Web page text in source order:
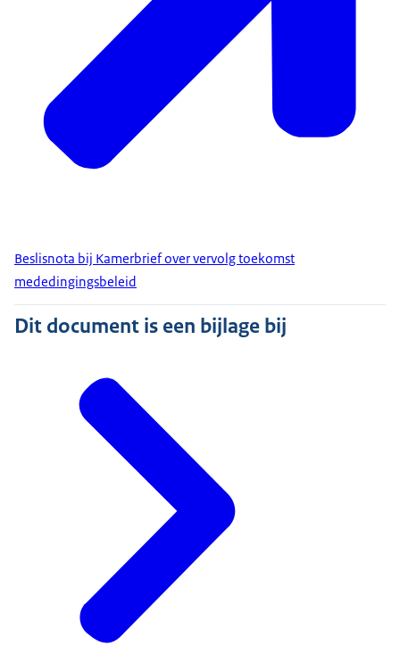
Beslisnota bij Kamerbrief over vervolg toekomst
mededingingsbeleid
Dit document is een bijlage bij